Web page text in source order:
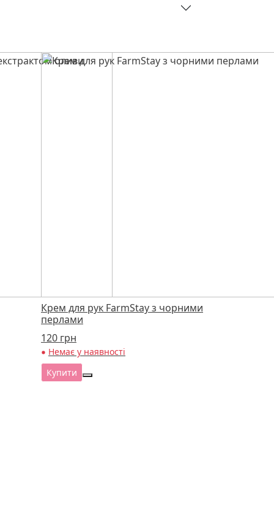
Крем для рук FarmStay з чорними
перлами
120 грн
Немає у наявності
Купити